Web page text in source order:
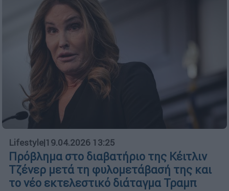
Lifestyle|19.04.2026 13:25
Πρόβλημα στο διαβατήριο της Κέιτλιν
Τζένερ μετά τη φυλομετάβασή της και
το νέο εκτελεστικό διάταγμα Τραμπ